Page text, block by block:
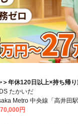
＞年休120日以上×持ち帰り
たかいだ
Metro 中央線「高井田
円